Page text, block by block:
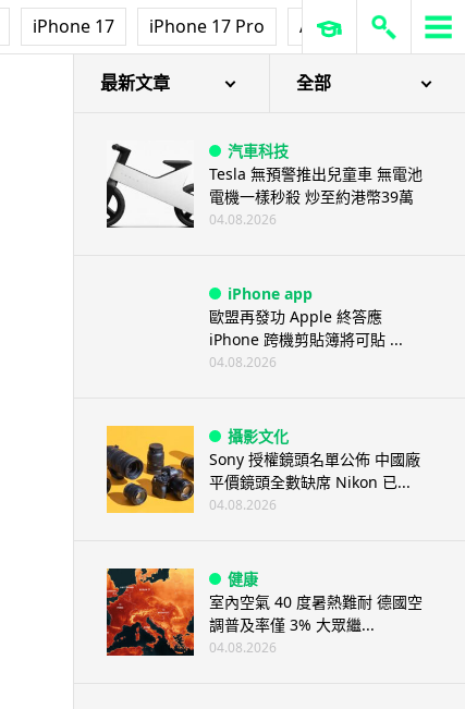
iPhone 17 iPhone 17 Pro AirPods Pro 3
最新文章 全部
汽車科技
Tesla 無預警推出兒童車 無電池
電機一樣秒殺 炒至約港幣39萬
04.08.2026
iPhone app
歐盟再發功 Apple 終答應
iPhone 跨機剪貼簿將可貼 ...
04.08.2026
攝影文化
Sony 授權鏡頭名單公佈 中國廠
平價鏡頭全數缺席 Nikon 已...
04.08.2026
健康
室內空氣 40 度暑熱難耐 德國空
調普及率僅 3% 大眾繼...
04.08.2026